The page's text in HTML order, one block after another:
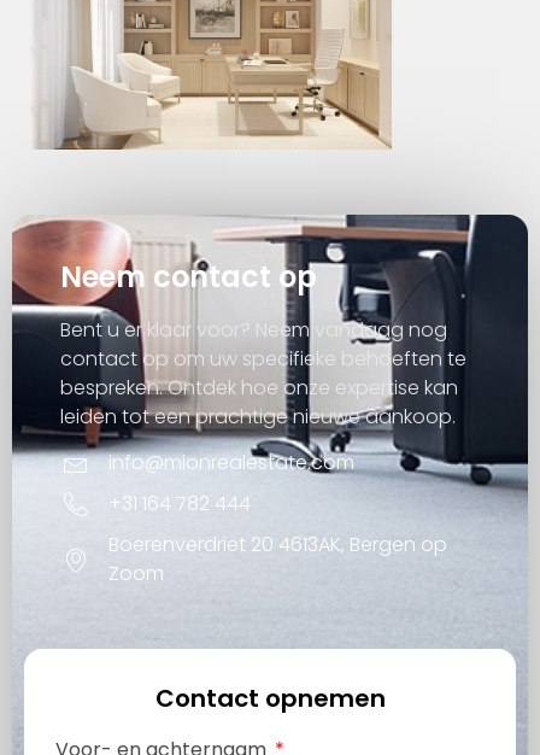
Neem contact op
Bent u er klaar voor? Neem vandaag nog
contact op om uw specifieke behoeften te
bespreken. Ontdek hoe onze expertise kan
leiden tot een prachtige nieuwe aankoop.
info@mionrealestate.com
+31 164 782 444
Boerenverdriet 20 4613AK, Bergen op
Zoom
Contact opnemen